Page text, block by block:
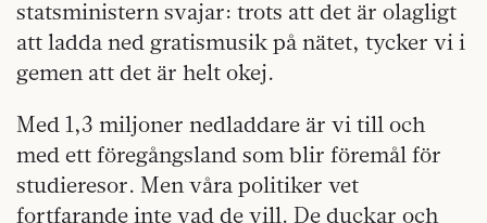
statsministern svajar: trots att det är olagligt
att ladda ned gratismusik på nätet, tycker vi i
gemen att det är helt okej.
Med 1,3 miljoner nedladdare är vi till och
med ett föregångsland som blir föremål för
studieresor. Men våra politiker vet
fortfarande inte vad de vill. De duckar och